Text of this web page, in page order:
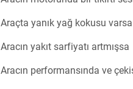
Araçta yanık yağ kokusu varsa
Aracın yakıt sarfiyatı artmışsa
Aracın performansında ve